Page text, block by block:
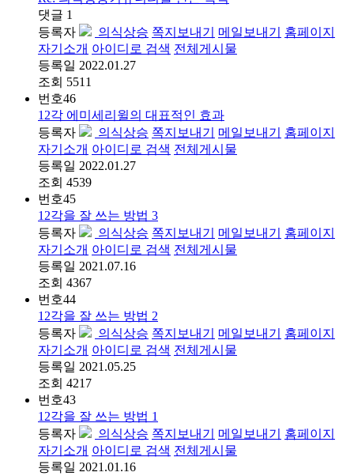
댓글 1
등록자
의식상승 쪽지보내기 메일보내기
홈페이지
자기소개 아이디로 검색 전체게시물
등록일 2022.01.27
조회 5511
번호46
12각 에미세리윌의 대표적인 효과
등록자
의식상승 쪽지보내기 메일보내기
홈페이지
자기소개 아이디로 검색 전체게시물
등록일 2022.01.27
조회 4539
번호45
12각을 잘 쓰는 방법 3
등록자
의식상승 쪽지보내기 메일보내기
홈페이지
자기소개 아이디로 검색 전체게시물
등록일 2021.07.16
조회 4367
번호44
12각을 잘 쓰는 방법 2
등록자
의식상승 쪽지보내기 메일보내기
홈페이지
자기소개 아이디로 검색 전체게시물
등록일 2021.05.25
조회 4217
번호43
12각을 잘 쓰는 방법 1
등록자
의식상승 쪽지보내기 메일보내기
홈페이지
자기소개 아이디로 검색 전체게시물
등록일 2021.01.16